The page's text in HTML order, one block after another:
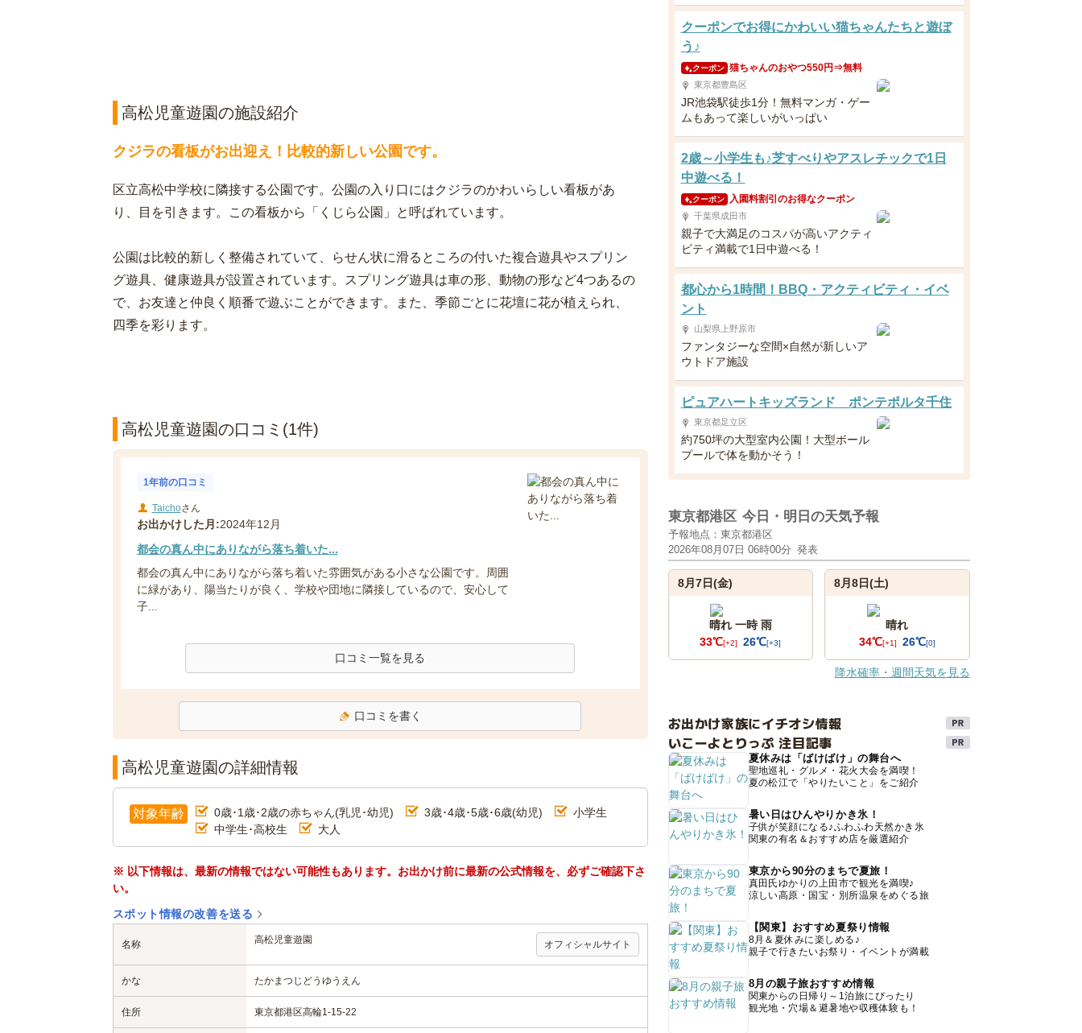
高松児童遊園の施設紹介
クジラの看板がお出迎え！比較的新しい公園です。
区立高松中学校に隣接する公園です。公園の入り口にはクジラのかわいらしい看板があ
り、目を引きます。この看板から「くじら公園」と呼ばれています。
公園は比較的新しく整備されていて、らせん状に滑るところの付いた複合遊具やスプリン
グ遊具、健康遊具が設置されています。スプリング遊具は車の形、動物の形など4つあるの
で、お友達と仲良く順番で遊ぶことができます。また、季節ごとに花壇に花が植えられ、
四季を彩ります。
高松児童遊園の口コミ(1件)
1年前の口コミ
Taichoさん
お出かけした月:2024年12月
都会の真ん中にありながら落ち着いた...
都会の真ん中にありながら落ち着いた雰囲気がある小さな公園です。周囲
に緑があり、陽当たりが良く、学校や団地に隣接しているので、安心して
子...
口コミ一覧を見る
口コミを書く
高松児童遊園の詳細情報
対象年齢 0歳･1歳･2歳の赤ちゃん(乳児･幼児) 3歳･4歳･5歳･6歳(幼児)
小学生
中学生･高校生
大人
※ 以下情報は、最新の情報ではない可能性もあります。お出かけ前に最新の公式情報を、必ずご確認下さ
い。
スポット情報の改善を送る
名称 高松児童遊園 オフィシャルサイト
かな たかまつじどうゆうえん
住所 東京都港区高輪1-15-22
クーポンでお得にかわいい猫ちゃんたちと遊ぼ
う♪
クーポン 猫ちゃんのおやつ550円⇒無料
東京都豊島区
JR池袋駅徒歩1分！無料マンガ・ゲー
ムもあって楽しいがいっぱい
2歳～小学生も♪芝すべりやアスレチックで1日
中遊べる！
クーポン 入園料割引のお得なクーポン
千葉県成田市
親子で大満足のコスパが高いアクティ
ビティ満載で1日中遊べる！
都心から1時間！BBQ・アクティビティ・イベ
ント
山梨県上野原市
ファンタジーな空間×自然が新しいア
ウトドア施設
ピュアハートキッズランド ポンテポルタ千住
東京都足立区
約750坪の大型室内公園！大型ボール
プールで体を動かそう！
東京都港区 今日・明日の天気予報
予報地点：東京都港区
2026年08月07日 06時00分 発表
8月7日(金)
晴れ 一時 雨
33℃[+2] 26℃[+3]
8月8日(土)
晴れ
34℃[+1] 26℃[0]
降水確率・週間天気を見る
お出かけ家族にイチオシ情報
いこーよとりっぷ 注目記事
夏休みは「ばけばけ」の舞台へ
聖地巡礼・グルメ・花火大会を満喫！
夏の松江で「やりたいこと」をご紹介
暑い日はひんやりかき氷！
子供が笑顔になる♪ふわふわ天然かき氷
関東の有名＆おすすめ店を厳選紹介
東京から90分のまちで夏旅！
真田氏ゆかりの上田市で観光を満喫♪
涼しい高原・国宝・別所温泉をめぐる旅
【関東】おすすめ夏祭り情報
8月＆夏休みに楽しめる♪
親子で行きたいお祭り・イベントが満載
8月の親子旅おすすめ情報
関東からの日帰り～1泊旅にぴったり
観光地・穴場＆避暑地や収穫体験も！